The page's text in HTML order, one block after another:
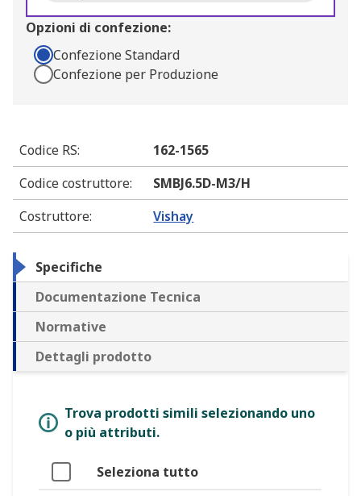
Opzioni di confezione:
Confezione Standard
Confezione per Produzione
Codice RS:
162-1565
Codice costruttore:
SMBJ6.5D-M3/H
Costruttore: Vishay
Specifiche
Documentazione Tecnica
Normative
Dettagli prodotto
Trova prodotti simili selezionando uno
o più attributi.
Seleziona tutto